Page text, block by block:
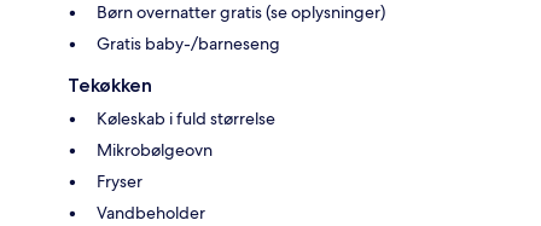
Børn overnatter gratis (se oplysninger)
Gratis baby-/barneseng
Tekøkken
Køleskab i fuld størrelse
Mikrobølgeovn
Fryser
Vandbeholder